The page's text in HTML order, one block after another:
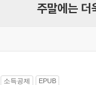
주말에는 더
소득공제 EPUB